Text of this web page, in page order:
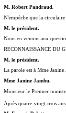
M. Robert Pandraud.
N'empêche que la
M. le président.
Nous en venons aux
RECONNAISSANCE DU
M. le président.
La parole est à Mme Janine
Mme Janine Jambu.
Monsieur le Premier
Après quatre-vingt-trois